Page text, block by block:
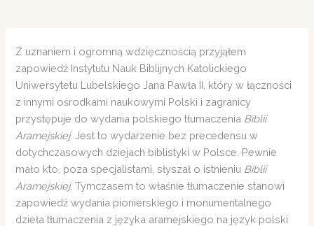
Z uznaniem i ogromną wdzięcznością przyjąłem
zapowiedź Instytutu Nauk Biblijnych Katolickiego
Uniwersytetu Lubelskiego Jana Pawła II, który w łączności
z innymi ośrodkami naukowymi Polski i zagranicy
przystępuje do wydania polskiego tłumaczenia Biblii
Aramejskiej. Jest to wydarzenie bez precedensu w
dotychczasowych dziejach biblistyki w Polsce. Pewnie
mało kto, poza specjalistami, słyszał o istnieniu Biblii
Aramejskiej. Tymczasem to właśnie tłumaczenie stanowi
zapowiedź wydania pionierskiego i monumentalnego
dzieła tłumaczenia z języka aramejskiego na język polski